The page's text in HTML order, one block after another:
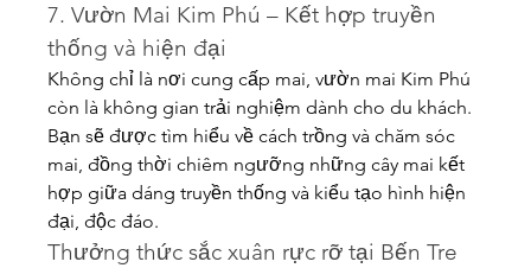
7. Vườn Mai Kim Phú – Kết hợp truyền
thống và hiện đại
Không chỉ là nơi cung cấp mai, vườn mai Kim Phú
còn là không gian trải nghiệm dành cho du khách.
Bạn sẽ được tìm hiểu về cách trồng và chăm sóc
mai, đồng thời chiêm ngưỡng những cây mai kết
hợp giữa dáng truyền thống và kiểu tạo hình hiện
đại, độc đáo.
Thưởng thức sắc xuân rực rỡ tại Bến Tre